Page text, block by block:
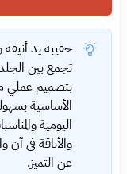
حقيبة يد
تجمع بين الجلد
بتصميم عملي
الأساسية
اليومية
والأناقة في آن
عن التميز.